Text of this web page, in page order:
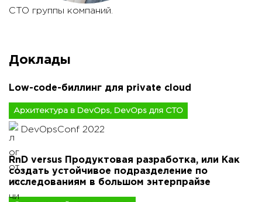
CTO группы компаний.
Доклады
Low-code-биллинг для private cloud
Архитектура в DevOps, DevOps для CTO
DevOpsConf 2022
RnD versus Продуктовая разработка, или Как
создать устойчивое подразделение по
исследованиям в большом энтерпрайзе